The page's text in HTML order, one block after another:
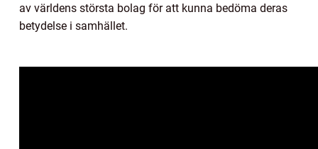
av världens största bolag för att kunna bedöma deras
betydelse i samhället.